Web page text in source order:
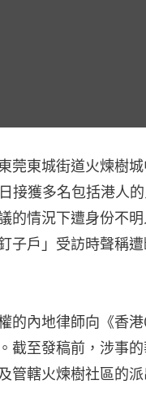
莞東城街道火煉樹
接獲多名包括港人
的情況下遭身份不
子戶」受訪時聲稱
的內地律師向《香
截至發稿前，涉事
管轄火煉樹社區的